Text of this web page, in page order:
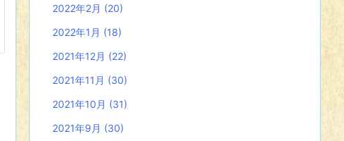
2022年2月 (20)
2022年1月 (18)
2021年12月 (22)
2021年11月 (30)
2021年10月 (31)
2021年9月 (30)